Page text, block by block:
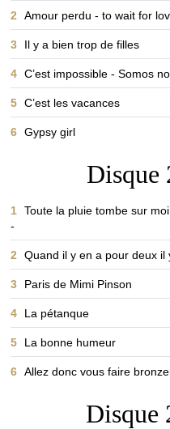
2 Amour perdu - to wait for
3 Il y a bien trop de filles
4 C’est impossible - Somos
5 C’est les vacances
6 Gypsy girl
Disque
1 Toute la pluie tombe sur
-
2 Quand il y en a pour deux il
3 Paris de Mimi Pinson
4 La pétanque
5 La bonne humeur
6 Allez donc vous faire
Disque